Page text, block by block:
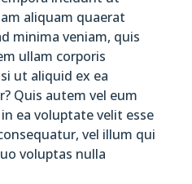
aliquam quaerat
minima veniam, quis
ullam corporis
ut aliquid ex ea
Quis autem vel eum
ea voluptate velit esse
vel illum qui
voluptas nulla